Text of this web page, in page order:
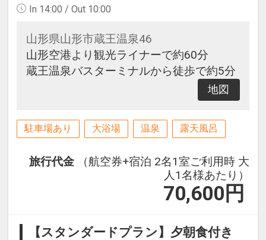
In 14:00 / Out 10:00
山形県山形市蔵王温泉46
山形空港より観光ライナーで約60分
蔵王温泉バスターミナルから徒歩で約5分
地図
駐車場あり 大浴場 温泉 露天風呂
旅行代金
（航空券+宿泊 2名1室ご利用時 大
人1名様あたり）
70,600 円
【スタンダードプラン】夕朝食付き